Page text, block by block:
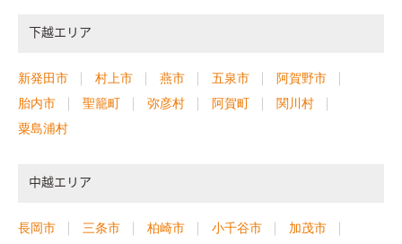
下越エリア
新発田市 村上市 燕市 五泉市
阿賀野市
胎内市
聖籠町 弥彦村 阿賀町
関川村
粟島浦村
中越エリア
長岡市 三条市 柏崎市 小千谷市
加茂市